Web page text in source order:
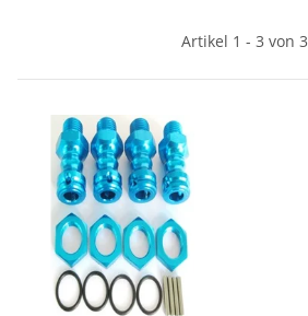
Artikel 1 - 3 von 3